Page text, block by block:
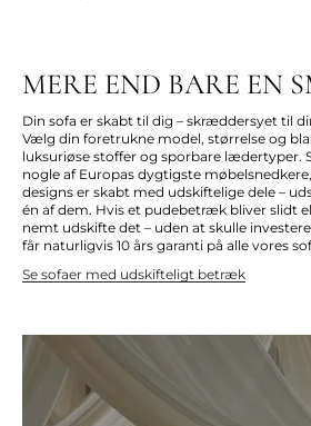
MERE END BARE EN
Din sofa er skabt til dig – skræddersyet til
Vælg din foretrukne model, størrelse og
luksuriøse stoffer og sporbare lædertyper.
nogle af Europas dygtigste
designs er skabt med udskiftelige dele –
én af dem. Hvis et pudebetræk bliver slidt
nemt udskifte det – uden at skulle
får naturligvis 10 års garanti på alle vores
Se sofaer med udskifteligt betræk